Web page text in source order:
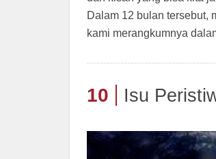
Dalam 12 bulan tersebut,
kami merangkumnya
10 Isu